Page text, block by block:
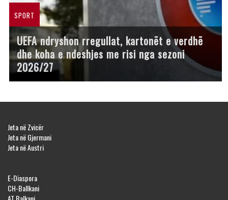
SPORT
UEFA ndryshon rregullat, kartonët e verdhë
dhe koha e ndeshjes me risi nga sezoni
2026/27
Jeta në Zvicër
Jeta në Gjermani
Jeta në Austri
E-Diaspora
CH-Ballkani